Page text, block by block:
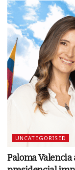
UNCATEGORISED
Paloma